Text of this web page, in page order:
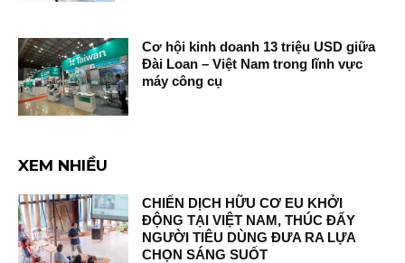
Cơ hội kinh doanh 13 triệu USD giữa
Đài Loan – Việt Nam trong lĩnh vực
máy công cụ
XEM NHIỀU
CHIẾN DỊCH HỮU CƠ EU KHỞI
ĐỘNG TẠI VIỆT NAM, THÚC ĐẨY
NGƯỜI TIÊU DÙNG ĐƯA RA LỰA
CHỌN SÁNG SUỐT